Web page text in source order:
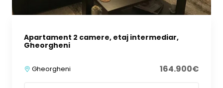
Apartament 2 camere, etaj intermediar,
Gheorgheni
Gheorgheni 164.900€